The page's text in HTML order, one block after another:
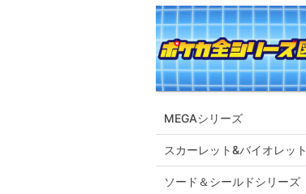
MEGAシリーズ
スカーレット&バイオレット
ソード＆シールドシリーズ